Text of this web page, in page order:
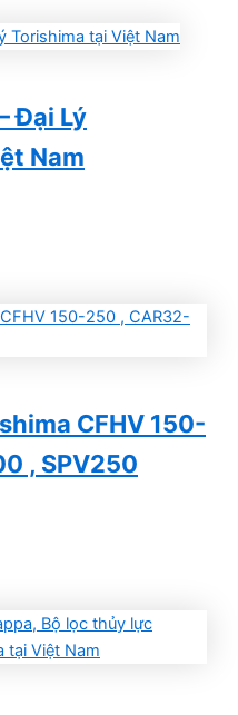
Đại Lý
Nam
CFHV 150-
, SPV250